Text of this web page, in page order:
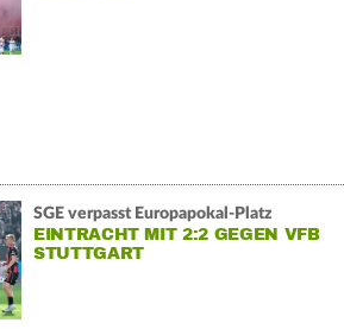
SGE verpasst Europapokal-Platz
EINTRACHT MIT 2:2 GEGEN VFB
STUTTGART